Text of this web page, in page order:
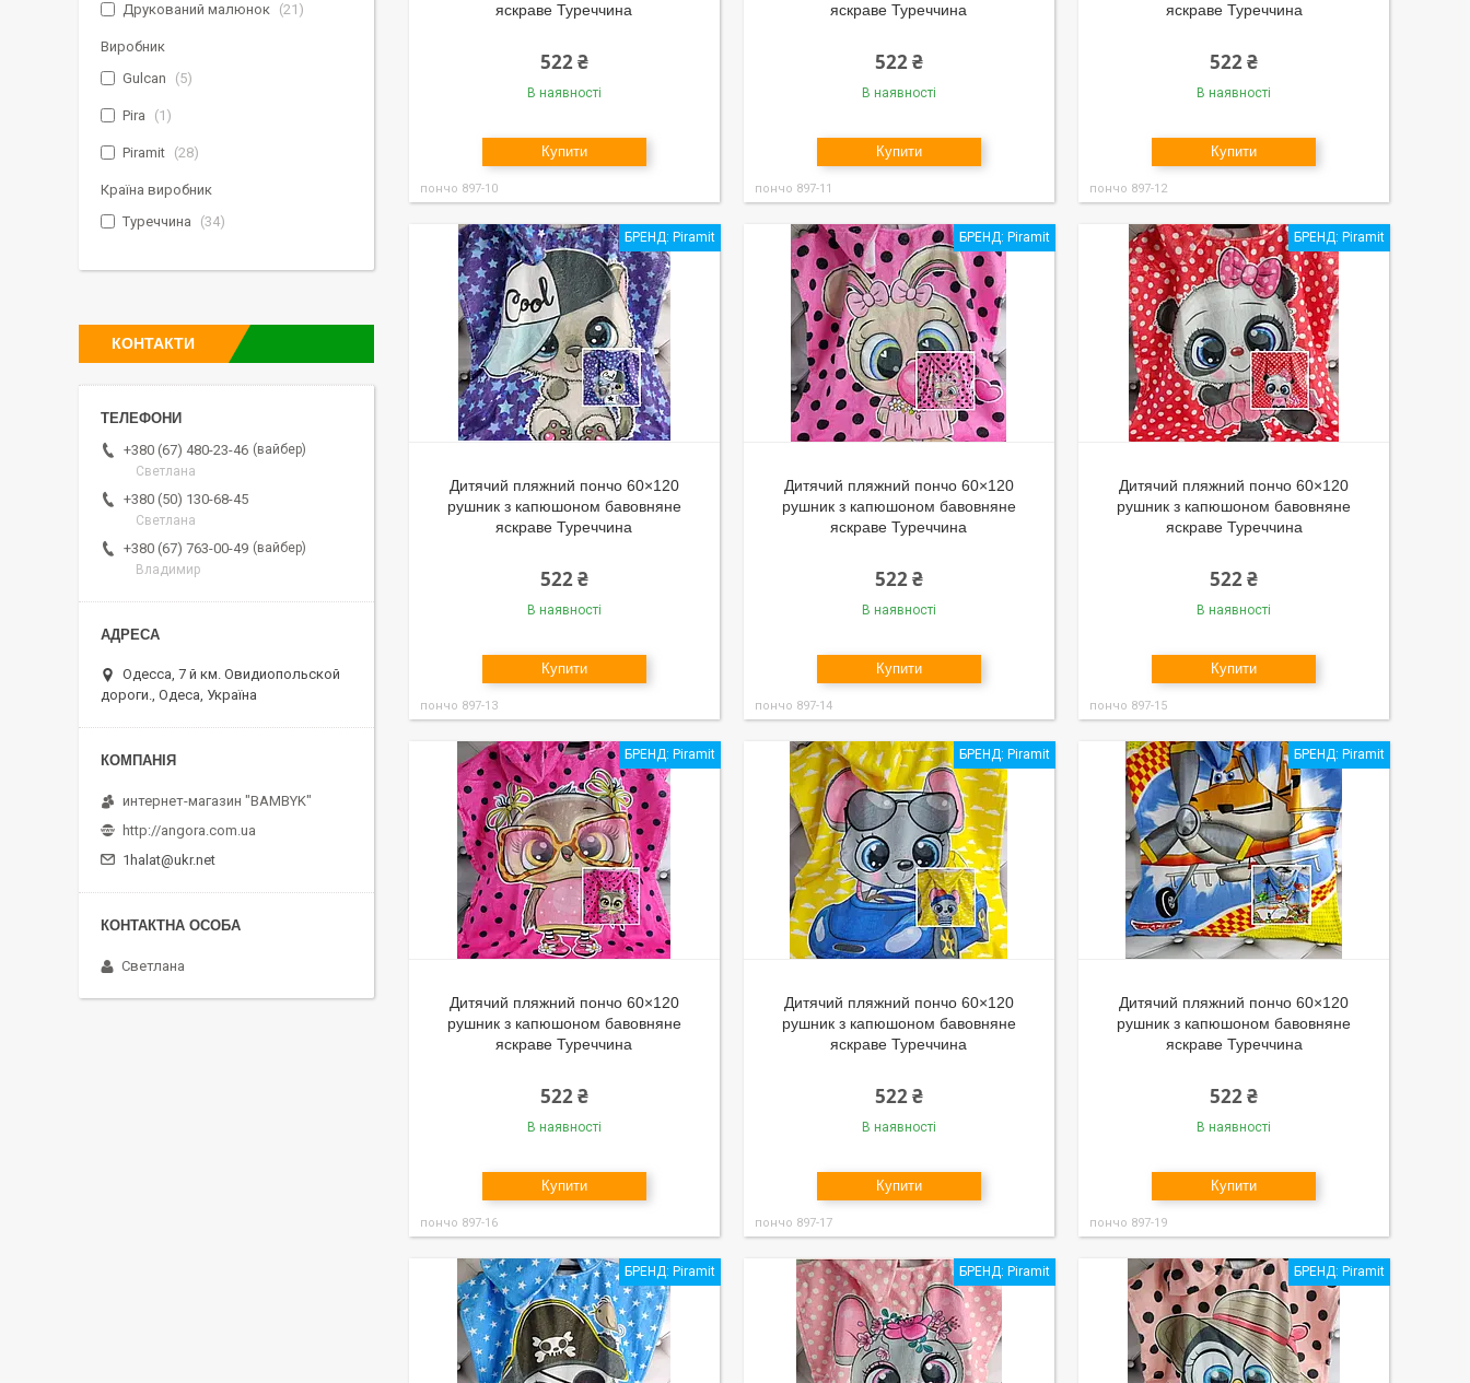
яскраве Туреччина
522 ₴
В наявності
Купити
пончо 897-10
яскраве Туреччина
522 ₴
В наявності
Купити
пончо 897-11
яскраве Туреччина
522 ₴
В наявності
Купити
пончо 897-12
БРЕНД: Piramit
Дитячий пляжний пончо 60×120
рушник з капюшоном бавовняне
яскраве Туреччина
522 ₴
В наявності
Купити
пончо 897-13
БРЕНД: Piramit
Дитячий пляжний пончо 60×120
рушник з капюшоном бавовняне
яскраве Туреччина
522 ₴
В наявності
Купити
пончо 897-14
БРЕНД: Piramit
Дитячий пляжний пончо 60×120
рушник з капюшоном бавовняне
яскраве Туреччина
522 ₴
В наявності
Купити
пончо 897-15
БРЕНД: Piramit
Дитячий пляжний пончо 60×120
рушник з капюшоном бавовняне
яскраве Туреччина
522 ₴
В наявності
Купити
пончо 897-16
БРЕНД: Piramit
Дитячий пляжний пончо 60×120
рушник з капюшоном бавовняне
яскраве Туреччина
522 ₴
В наявності
Купити
пончо 897-17
БРЕНД: Piramit
Дитячий пляжний пончо 60×120
рушник з капюшоном бавовняне
яскраве Туреччина
522 ₴
В наявності
Купити
пончо 897-19
БРЕНД: Piramit БРЕНД: Piramit БРЕНД: Piramit
Друкований малюнок 21
Виробник
Gulcan
5
Pira 1
Piramit 28
Країна виробник
Туреччина
34
КОНТАКТИ
+380 (67) 480-23-46
вайбер
Светлана
+380 (50) 130-68-45
Светлана
+380 (67) 763-00-49
вайбер
Владимир
Одесса, 7 й км. Овидиопольской
дороги., Одеса, Україна
интернет-магазин "BAMBYK"
http://angora.com.ua
1halat@ukr.net
Светлана